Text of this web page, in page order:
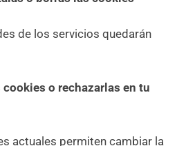
de los servicios quedarán
o rechazarlas en tu
actuales permiten cambiar la